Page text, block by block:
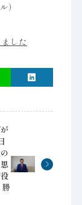
）
した